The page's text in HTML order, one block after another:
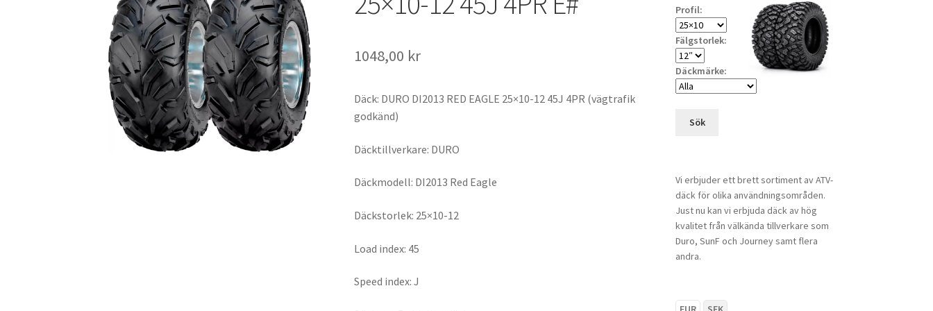
1048,00 kr
Däck: DURO DI2013 RED EAGLE 25×10-12 45J 4PR (vägtrafik
godkänd)
Däcktillverkare: DURO
Däckmodell: DI2013 Red Eagle
Däckstorlek: 25×10-12
Load index: 45
Speed index: J
Profil:
Fälgstorlek:
Däckmärke:
Sök
Vi erbjuder ett brett sortiment av ATV-
däck för olika användningsområden.
Just nu kan vi erbjuda däck av hög
kvalitet från välkända tillverkare som
Duro, SunF och Journey samt flera
andra.